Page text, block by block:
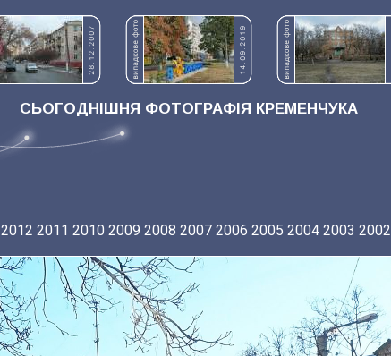
СЬОГОДНІШНЯ ФОТОГРАФІЯ КРЕМЕНЧУКА
2012 2011 2010 2009 2008 2007 2006 2005 2004 2003 2002